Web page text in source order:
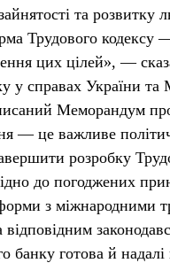
та розвитку
Трудового кодексу
цих цілей», —
у справах України
Меморандум
— це важливе
розробку
до погоджених
з міжнародними
відповідним
банку готова й надалі